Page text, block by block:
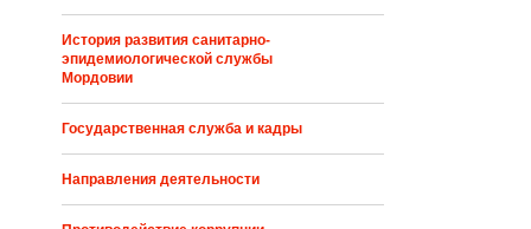
История развития санитарно-
эпидемиологической службы
Мордовии
Государственная служба и кадры
Направления деятельности